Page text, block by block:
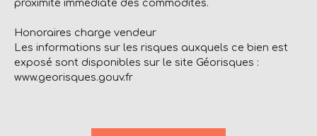
proximité immédiate des commodités.
Honoraires charge vendeur
Les informations sur les risques auxquels ce bien est
exposé sont disponibles sur le site Géorisques :
www.georisques.gouv.fr